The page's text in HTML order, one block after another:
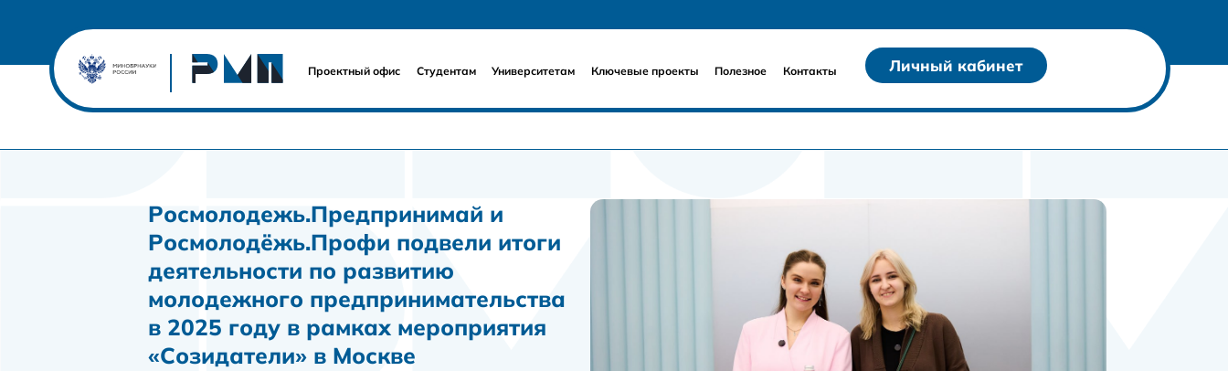
Проектный офис Студентам Университетам Ключевые проекты Полезное Контакты Личный кабинет
Росмолодежь.Предпринимай и
Росмолодёжь.Профи подвели итоги
деятельности по развитию
молодежного предпринимательства
в 2025 году в рамках мероприятия
«Созидатели» в Москве